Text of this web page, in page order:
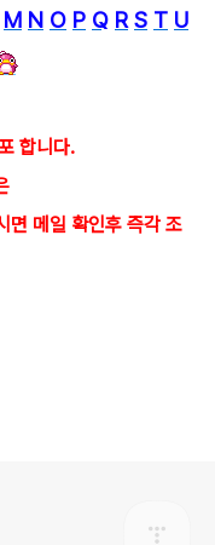
M N O P Q R S T U
합니다.
면 메일 확인후 즉각 조